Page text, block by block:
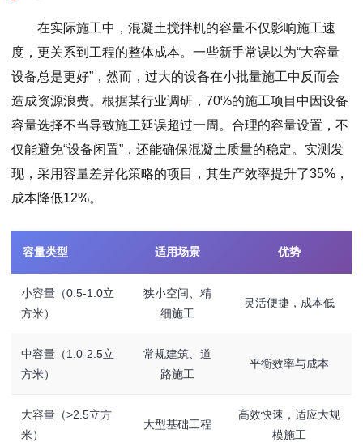
在实际施工中，混凝土搅拌机的容量不仅影响施工速
度，更关系到工程的整体成本。一些新手常误以为“大容量
设备总是更好”，然而，过大的设备在小批量施工中反而会
造成资源浪费。根据某行业调研，70%的施工项目中因设备
容量选择不当导致施工延误超过一周。合理的容量设置，不
仅能避免“设备闲置”，还能确保混凝土质量的稳定。实测发
现，采用容量差异化策略的项目，其生产效率提升了35%，
成本降低12%。
容量类型 适用场景 优势
小容量（0.5-1.0立
方米）
狭小空间、精
细施工
灵活便捷，成本低
中容量（1.0-2.5立
方米）
常规建筑、道
路施工
平衡效率与成本
大容量（>2.5立方
米）
大型基础工程
高效快速，适应大规
模施工